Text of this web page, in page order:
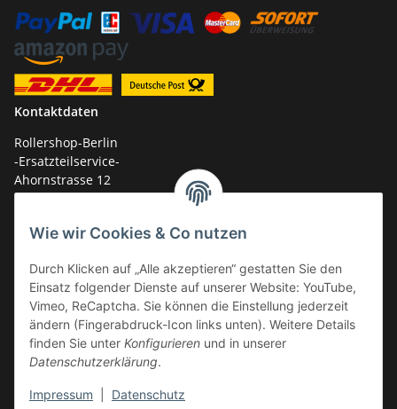
Wie wir Cookies & Co nutzen
Durch Klicken auf „Alle akzeptieren“ gestatten Sie den
Einsatz folgender Dienste auf unserer Website: YouTube,
Vimeo, ReCaptcha. Sie können die Einstellung jederzeit
ändern (Fingerabdruck-Icon links unten). Weitere Details
finden Sie unter Konfigurieren und in unserer
Datenschutzerklärung.
Impressum Datenschutz
Kontaktdaten
Rollershop-Berlin
-Ersatzteilservice-
Ahornstrasse 12
14959 Trebbin
Tel.: +49 (0)33731-289 975 (10-17 Uhr)